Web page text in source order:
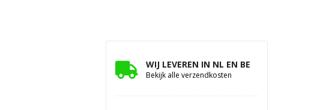
WIJ LEVEREN IN NL EN BE
Bekijk alle verzendkosten